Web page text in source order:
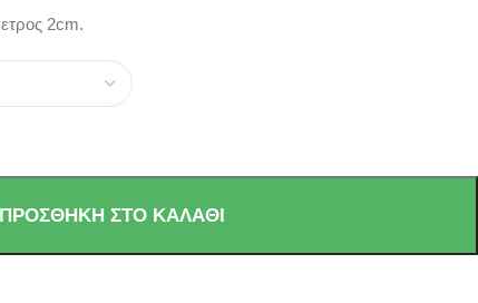
2cm.
ΠΡΟΣΘΉΚΗ ΣΤΟ ΚΑΛΆΘΙ